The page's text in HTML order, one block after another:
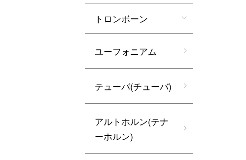
トロンボーン
ユーフォニアム
テューバ(チューバ)
アルトホルン(テナ
ーホルン)